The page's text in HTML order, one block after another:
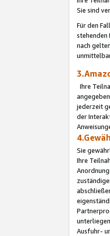
Sie sind
Für den
stehenden
nach
Ihre
jederzeit
der
Sie
Ihre
Ausfuhr-